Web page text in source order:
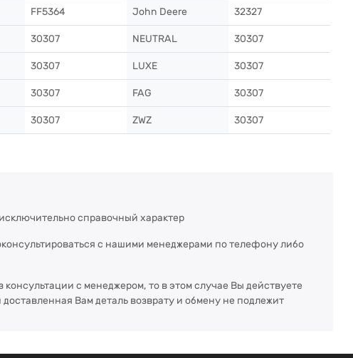
FF5364 John Deere 32327
30307 NEUTRAL 30307
30307 LUXE 30307
30307 FAG 30307
30307 ZWZ 30307
справочный характер
с нашими менеджерами по телефону либо
с менеджером, то в этом случае Вы действуете
Вам деталь возврату и обмену не подлежит